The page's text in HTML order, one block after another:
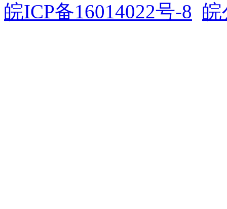
皖ICP备16014022号-8 皖